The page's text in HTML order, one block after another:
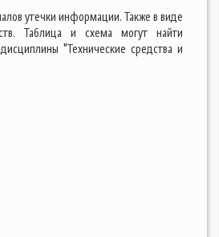
утечки информации. Также в виде
Таблица и схема могут найти
"Технические средства и